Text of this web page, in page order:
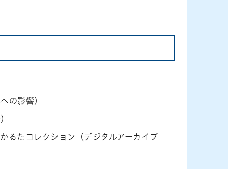
の影響）
るたコレクション（デジタルアーカイブ